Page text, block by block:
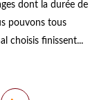
dont la durée de
pouvons tous
choisis finissent...